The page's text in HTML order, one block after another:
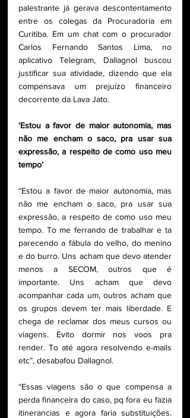
palestrante já gerava descontentamento
entre os colegas da Procuradoria em
Curitiba. Em um chat com o procurador
Carlos Fernando Santos Lima, no
aplicativo Telegram, Dallagnol buscou
justificar sua atividade, dizendo que ela
compensava um prejuízo financeiro
decorrente da Lava Jato.
‘Estou a favor de maior autonomia, mas
não me encham o saco, pra usar sua
expressão, a respeito de como uso meu
tempo’
“Estou a favor de maior autonomia, mas
não me encham o saco, pra usar sua
expressão, a respeito de como uso meu
tempo. To me ferrando de trabalhar e ta
parecendo a fábula do velho, do menino
e do burro. Uns acham que devo atender
menos a SECOM, outros que é
importante. Uns acham que devo
acompanhar cada um, outros acham que
os grupos devem ter mais liberdade. E
chega de reclamar dos meus cursos ou
viagens. Evito dormir nos voos pra
render. To até agora resolvendo e-mails
etc”, desabafou Dallagnol.
“Essas viagens são o que compensa a
perda financeira do caso, pq fora eu fazia
itinerancias e agora faria substituições.